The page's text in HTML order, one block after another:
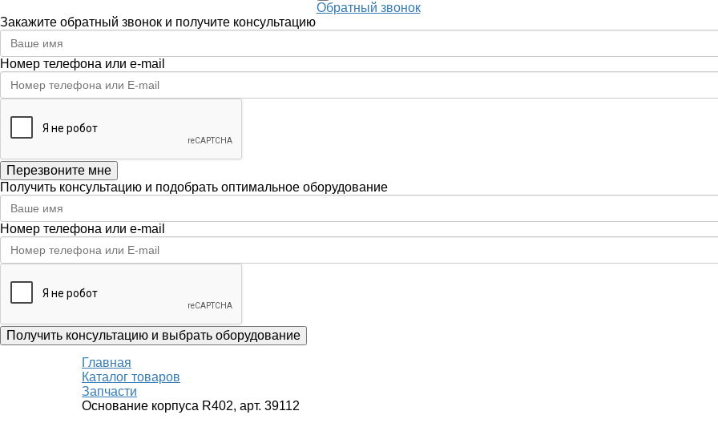
Обратный звонок
Закажите обратный звонок и получите консультацию
Номер телефона или e-mail
Перезвоните мне
Получить консультацию и подобрать оптимальное оборудование
Номер телефона или e-mail
Получить консультацию и выбрать оборудование
Главная
Каталог товаров
Запчасти
Основание корпуса R402, арт. 39112